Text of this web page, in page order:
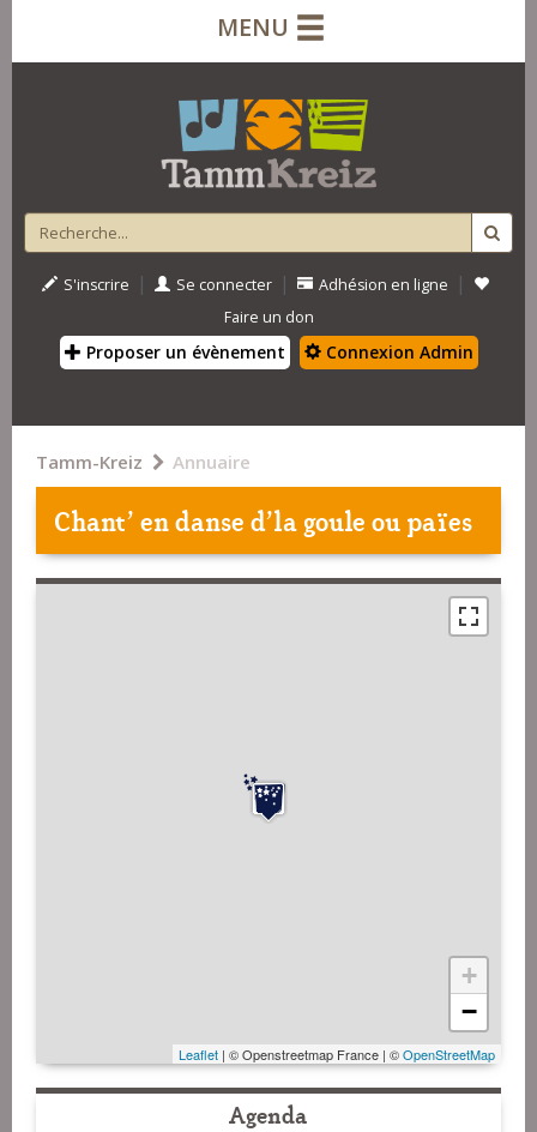
MENU
S'inscrire | Se connecter | Adhésion en ligne |
Faire un don
Proposer un évènement Connexion Admin
Tamm-Kreiz Annuaire
Chant' en danse d'la goule ou païes
+
−
Leaflet | © Openstreetmap France | ©OpenStreetMap
Agenda